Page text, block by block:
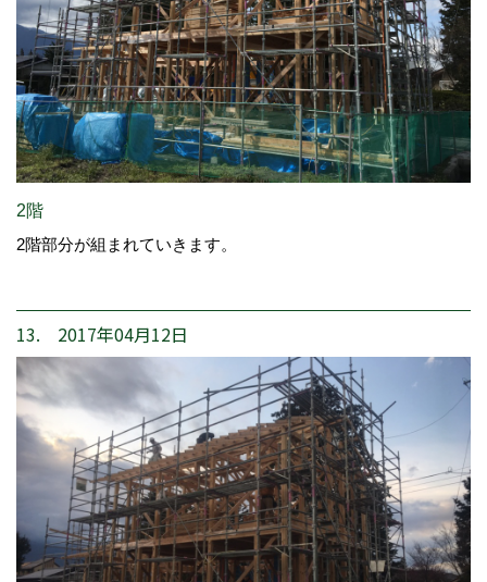
2階
2階部分が組まれていきます。
13. 2017年04月12日